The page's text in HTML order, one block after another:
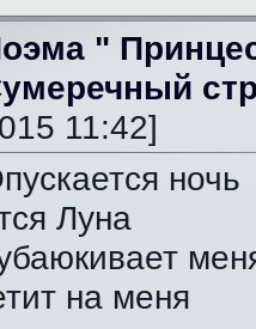
"
11:42]
ночь
Луна
на меня